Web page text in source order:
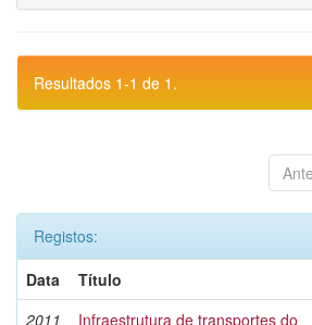
Resultados 1-1 de 1.
Registos:
Data
Título
2011
Infraestrutura de transportes do